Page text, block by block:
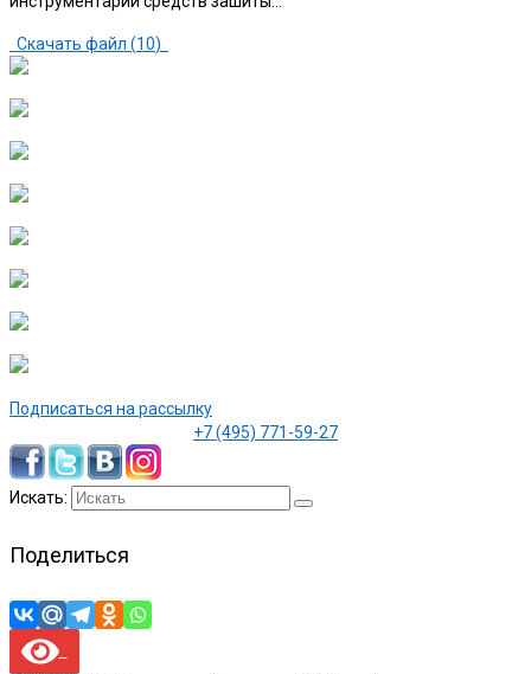
Скачать файл (10)
Подписаться на рассылку
+7 (495) 771-59-27
Искать:
Поделиться